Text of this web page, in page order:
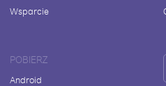
Wsparcie
POBIERZ
Android